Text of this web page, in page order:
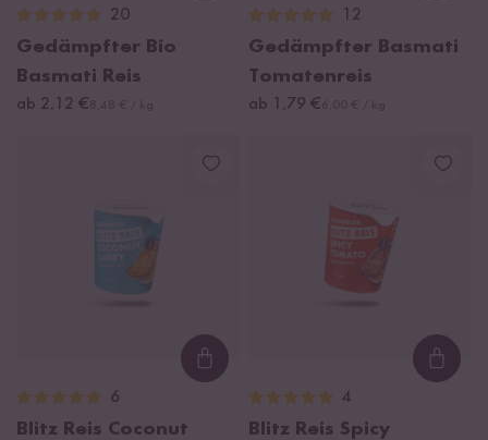
20
Gedämpfter Bio
Basmati Reis
ab 2,12 €
12
Gedämpfter Basmati
Tomatenreis
ab 1,79 €
Loading...
6
Blitz Reis Coconut
4
Blitz Reis Spicy